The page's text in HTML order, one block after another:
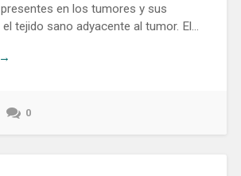
en los tumores y sus
tejido sano adyacente al tumor. El…
0